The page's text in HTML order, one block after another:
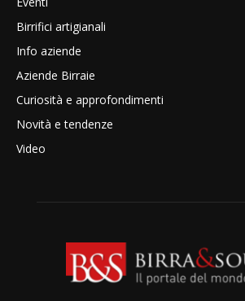
Birrifici artigianali
Info aziende
Aziende Birraie
Curiosità e approfondimenti
Novità e tendenze
Video